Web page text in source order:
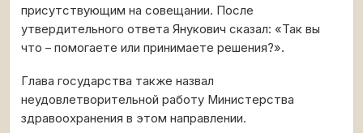
присутствующим на совещании. После
утвердительного ответа Янукович сказал: «Так вы
что – помогаете или принимаете решения?».
Глава государства также назвал
неудовлетворительной работу Министерства
здравоохранения в этом направлении.